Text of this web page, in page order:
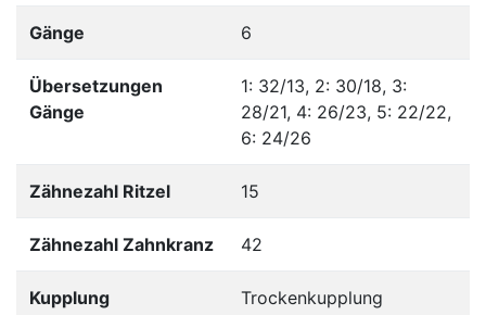
Gänge 6
Übersetzungen
Gänge
1: 32/13, 2: 30/18, 3:
28/21, 4: 26/23, 5: 22/22,
6: 24/26
Zähnezahl Ritzel 15
Zähnezahl Zahnkranz 42
Kupplung Trockenkupplung